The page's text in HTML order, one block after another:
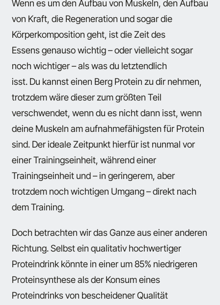
Wenn es um den Aufbau von Muskeln, den Aufbau
von Kraft, die Regeneration und sogar die
Körperkomposition geht, ist die Zeit des
Essens genauso wichtig – oder vielleicht sogar
noch wichtiger – als was du letztendlich
isst. Du kannst einen Berg Protein zu dir nehmen,
trotzdem wäre dieser zum größten Teil
verschwendet, wenn du es nicht dann isst, wenn
deine Muskeln am aufnahmefähigsten für Protein
sind. Der ideale Zeitpunkt hierfür ist nunmal vor
einer Trainingseinheit, während einer
Trainingseinheit und – in geringerem, aber
trotzdem noch wichtigen Umgang – direkt nach
dem Training.
Doch betrachten wir das Ganze aus einer anderen
Richtung. Selbst ein qualitativ hochwertiger
Proteindrink könnte in einer um 85% niedrigeren
Proteinsynthese als der Konsum eines
Proteindrinks von bescheidener Qualität